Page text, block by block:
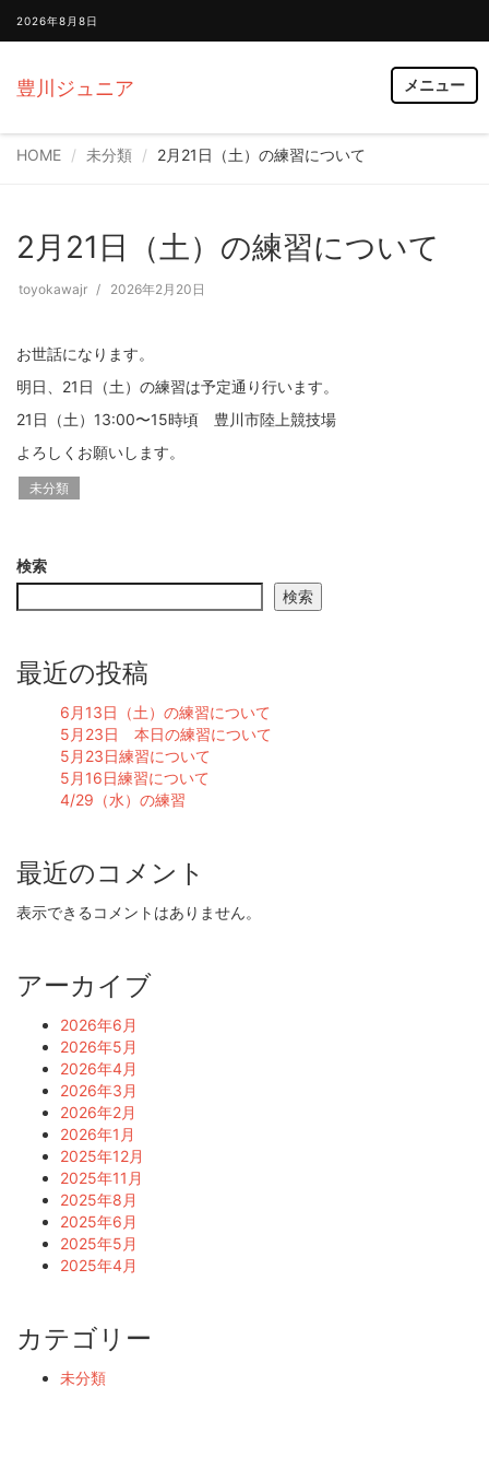
2026年8月8日
豊川ジュニア メニュー
HOME 未分類 2月21日（土）の練習について
2月21日（土）の練習について
toyokawajr 2026年2月20日
お世話になります。
明日、21日（土）の練習は予定通り行います。
21日（土）13:00〜15時頃 豊川市陸上競技場
よろしくお願いします。
未分類
検索
検索
最近の投稿
6月13日（土）の練習について
5月23日 本日の練習について
5月23日練習について
5月16日練習について
4/29（水）の練習
最近のコメント
表示できるコメントはありません。
アーカイブ
2026年6月
2026年5月
2026年4月
2026年3月
2026年2月
2026年1月
2025年12月
2025年11月
2025年8月
2025年6月
2025年5月
2025年4月
カテゴリー
未分類